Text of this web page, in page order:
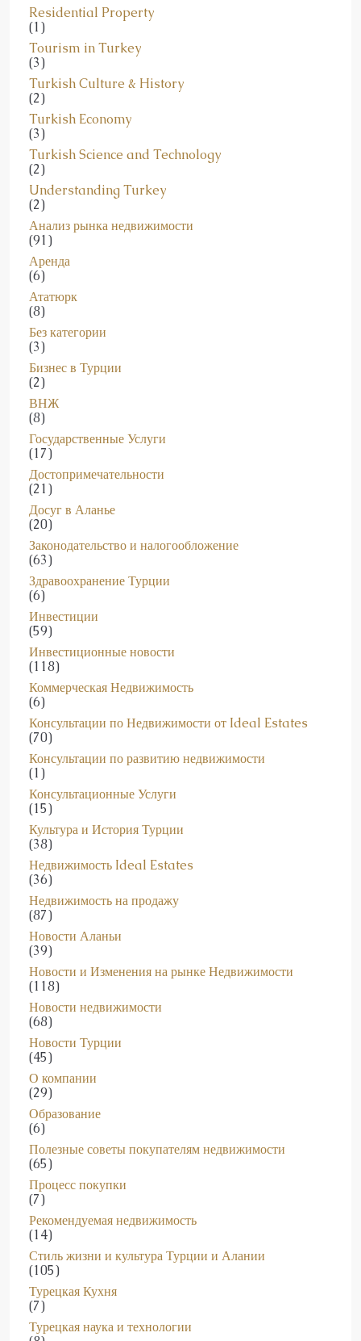
Residential Property
(1)
Tourism in Turkey
(3)
Turkish Culture & History
(2)
Turkish Economy
(3)
Turkish Science and Technology
(2)
Understanding Turkey
(2)
Анализ рынка недвижимости
(91)
Аренда
(6)
Ататюрк
(8)
Без категории
(3)
Бизнес в Турции
(2)
ВНЖ
(8)
Государственные Услуги
(17)
Достопримечательности
(21)
Досуг в Аланье
(20)
Законодательство и налогообложение
(63)
Здравоохранение Турции
(6)
Инвестиции
(59)
Инвестиционные новости
(118)
Коммерческая Недвижимость
(6)
Консультации по Недвижимости от Ideal Estates
(70)
Консультации по развитию недвижимости
(1)
Консультационные Услуги
(15)
Культура и История Турции
(38)
Недвижимость Ideal Estates
(36)
Недвижимость на продажу
(87)
Новости Аланьи
(39)
Новости и Изменения на рынке Недвижимости
(118)
Новости недвижимости
(68)
Новости Турции
(45)
О компании
(29)
Образование
(6)
Полезные советы покупателям недвижимости
(65)
Процесс покупки
(7)
Рекомендуемая недвижимость
(14)
Стиль жизни и культура Турции и Алании
(105)
Турецкая Кухня
(7)
Турецкая наука и технологии
(8)